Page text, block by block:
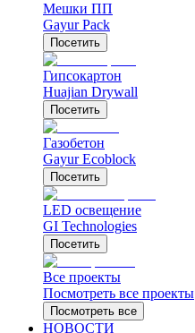
Мешки ПП
Gayur Pack
Посетить
Гипсокартон
Huajian Drywall
Посетить
Газобетон
Gayur Ecoblock
Посетить
LED освещение
GI Technologies
Посетить
Все проекты
Посмотреть все проекты
Посмотреть все
НОВОСТИ